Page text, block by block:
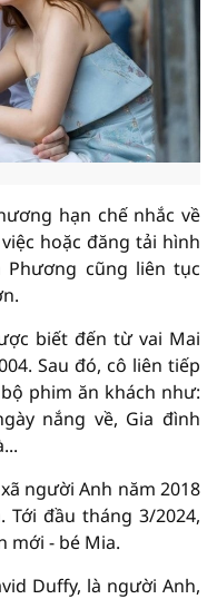
hạn chế nhắc về
hoặc đăng tải hình
Phương cũng liên tục
biết đến từ vai Mai
Sau đó, cô liên tiếp
phim ăn khách như:
nắng về, Gia đình
người Anh năm 2018
Tới đầu tháng 3/2024,
mới - bé Mia.
Duffy, là người Anh,